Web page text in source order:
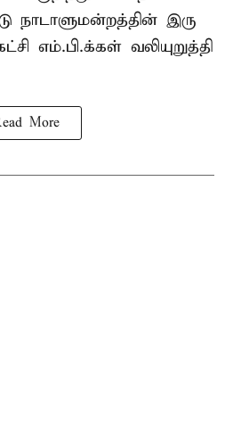
நாடாளுமன்றத்தின் இரு
எம்.பி.க்கள் வலியுறுத்தி
More